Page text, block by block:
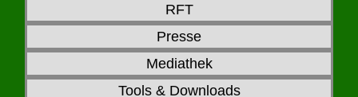
RFT
Presse
Mediathek
Tools & Downloads